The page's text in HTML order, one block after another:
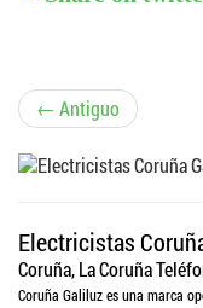
N
a
v
e
← Antiguo
Electricistas
Coruña, La Coruña
Coruña Galiluz es una marca